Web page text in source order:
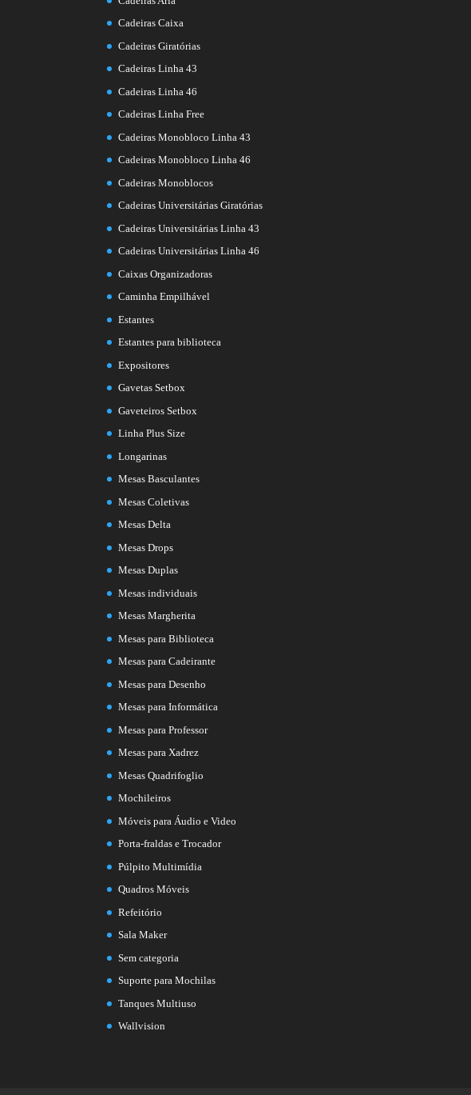
Cadeiras Caixa
Cadeiras Giratórias
Cadeiras Linha 43
Cadeiras Linha 46
Cadeiras Linha Free
Cadeiras Monobloco Linha 43
Cadeiras Monobloco Linha 46
Cadeiras Monoblocos
Cadeiras Universitárias Giratórias
Cadeiras Universitárias Linha 43
Cadeiras Universitárias Linha 46
Caixas Organizadoras
Caminha Empilhável
Estantes
Estantes para biblioteca
Expositores
Gavetas Setbox
Gaveteiros Setbox
Linha Plus Size
Longarinas
Mesas Basculantes
Mesas Coletivas
Mesas Delta
Mesas Drops
Mesas Duplas
Mesas individuais
Mesas Margherita
Mesas para Biblioteca
Mesas para Cadeirante
Mesas para Desenho
Mesas para Informática
Mesas para Professor
Mesas para Xadrez
Mesas Quadrifoglio
Mochileiros
Móveis para Áudio e Video
Porta-fraldas e Trocador
Púlpito Multimídia
Quadros Móveis
Refeitório
Sala Maker
Sem categoria
Suporte para Mochilas
Tanques Multiuso
Wallvision